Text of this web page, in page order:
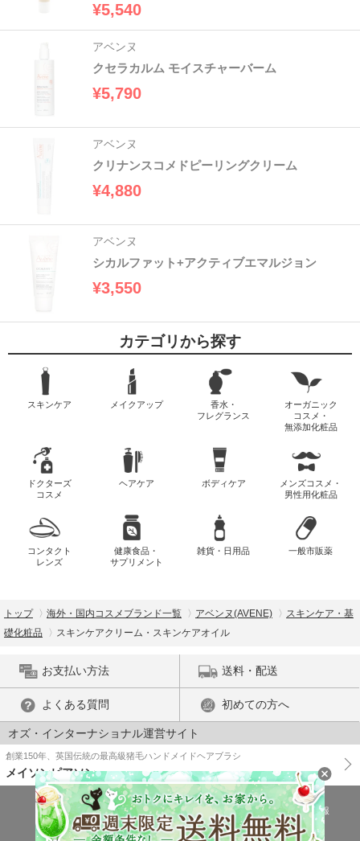
¥5,540
アベンヌ
クセラカルム モイスチャーバーム
¥5,790
アベンヌ
クリナンスコメドピーリングクリーム
¥4,880
アベンヌ
シカルファット+アクティブエマルジョン
¥3,550
カテゴリから探す
スキンケア メイクアップ
香水・
フレグランス
オーガニック
コスメ・
無添加化粧品
ドクターズ
コスメ
ヘアケア ボディケア
メンズコスメ・
男性用化粧品
コンタクト
レンズ
健康食品・
サプリメント
雑貨・日用品 一般市販薬
トップ 海外・国内コスメブランド一覧 アベンヌ(AVENE)
スキンケア・基
礎化粧品
スキンケアクリーム・スキンケアオイル
お支払い方法 送料・配送
よくある質問 初めての方へ
オズ・インターナショナル運営サイト
創業150年、英国伝統の最高級猪毛ハンドメイドヘアブラシ
メイソンピアソン
特商法に基づく表示 プライバシーポリシー
医薬品販売許可証の情報
ご利用規約
PC版で表示